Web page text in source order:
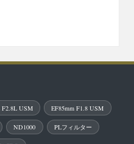
F2.8L USM EF85mm F1.8 USM
ND1000 PLフィルター